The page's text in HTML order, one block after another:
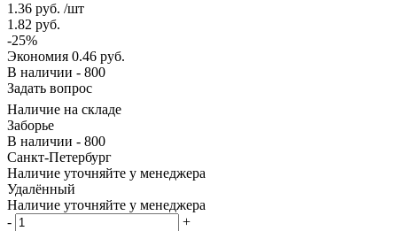
1.36 руб. /шт
1.82 руб.
-25%
Экономия 0.46 руб.
В наличии - 800
Задать вопрос
Наличие на складе
Заборье
В наличии - 800
Санкт-Петербург
Наличие уточняйте у менеджера
Удалённый
Наличие уточняйте у менеджера
-
+